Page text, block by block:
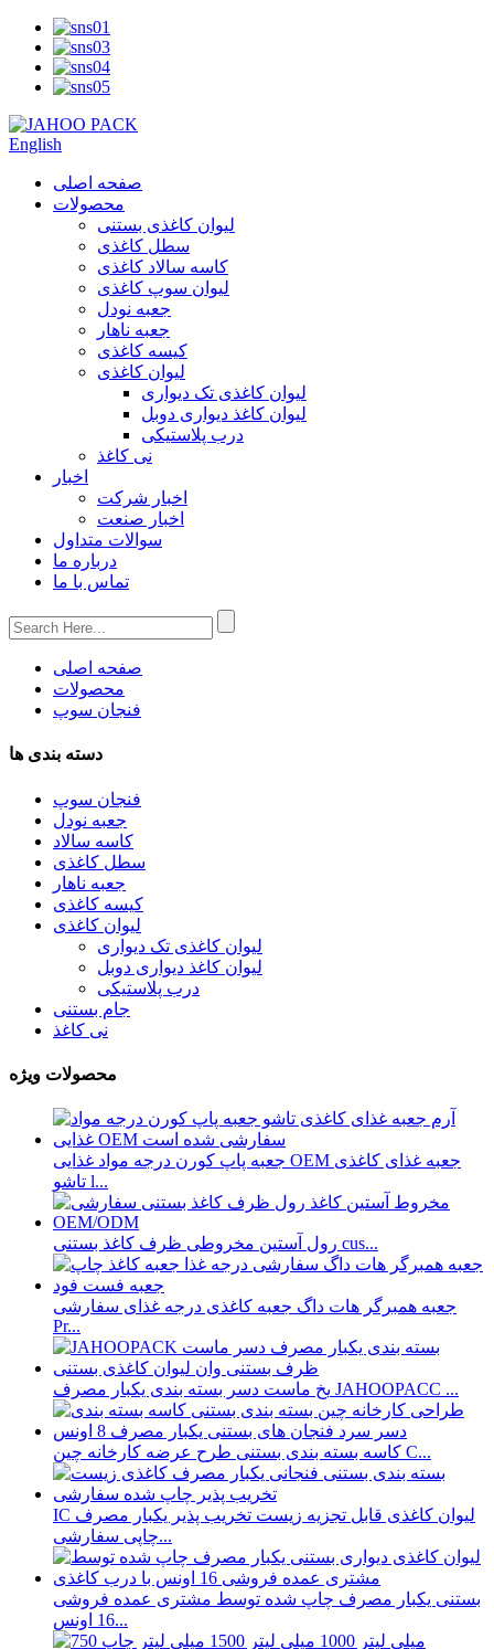
English
صفحه اصلی
محصولات
لیوان کاغذی بستنی
سطل کاغذی
کاسه سالاد کاغذی
لیوان سوپ کاغذی
جعبه نودل
جعبه ناهار
کیسه کاغذی
لیوان کاغذی
لیوان کاغذی تک دیواری
لیوان کاغذ دیواری دوبل
درب پلاستیکی
نی کاغذ
اخبار
اخبار شرکت
اخبار صنعت
سوالات متداول
درباره ما
تماس با ما
صفحه اصلی
محصولات
فنجان سوپ
دسته بندی ها
فنجان سوپ
جعبه نودل
کاسه سالاد
سطل کاغذی
جعبه ناهار
کیسه کاغذی
لیوان کاغذی
لیوان کاغذی تک دیواری
لیوان کاغذ دیواری دوبل
درب پلاستیکی
جام بستنی
نی کاغذ
محصولات ویژه
جعبه پاپ کورن درجه مواد غذایی OEM جعبه غذای کاغذی
تاشو l...
رول آستین مخروطی ظرف کاغذ بستنی cus...
جعبه همبرگر هات داگ جعبه کاغذی درجه غذای سفارشی
Pr...
یخ ماست دسر بسته بندی یکبار مصرف JAHOOPACC ...
کاسه بسته بندی بستنی طرح عرضه کارخانه چین C...
IC لیوان کاغذی قابل تجزیه زیست تخریب پذیر یکبار مصرف
چاپی سفارشی...
بستنی یکبار مصرف چاپ شده توسط مشتری عمده فروشی
16 اونس...